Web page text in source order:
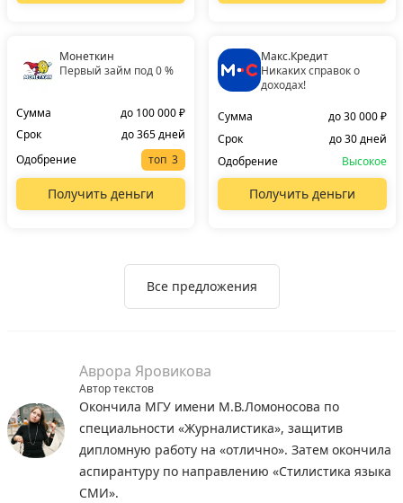
Монеткин
Первый займ под 0 %
Сумма
до 100 000 ₽
Срок
до 365 дней
Одобрение
топ
Получить деньги
Макс.Кредит
Никаких справок о
доходах!
Сумма
до 30 000 ₽
Срок
до 30 дней
Одобрение
Высокое
Получить деньги
Все предложения
Аврора Яровикова
Автор текстов
Окончила МГУ имени М.В.Ломоносова по
специальности «Журналистика», защитив
дипломную работу на «отлично». Затем окончила
аспирантуру по направлению «Стилистика языка
СМИ».